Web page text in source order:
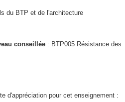
du BTP et de l'architecture
conseillée: BTP005 Résistance des
d'appréciation pour cet enseignement :